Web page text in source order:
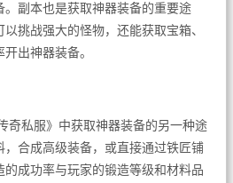
副本也是获取神器装备的重要途
挑战强大的怪物，还能获取宝箱、
出神器装备。
奇私服》中获取神器装备的另一种途
合成高级装备，或直接通过铁匠铺
成功率与玩家的锻造等级和材料品